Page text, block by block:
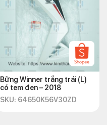
Bững Winner trắng trái (L)
có tem đen – 2018
SKU: 64650K56V30ZD